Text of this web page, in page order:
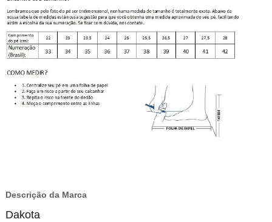
Descrição da Marca
Dakota